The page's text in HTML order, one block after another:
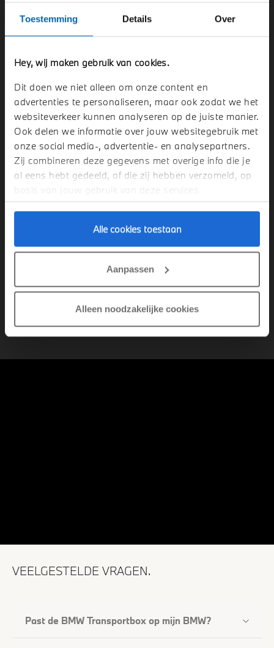
Toestemming Details Over
Hey, wij maken gebruik van cookies.
Dit doen we niet alleen om onze content en
advertenties te personaliseren, maar ook zodat we het
websiteverkeer kunnen analyseren op de juiste manier.
Ook delen we informatie over jouw websitegebruik met
onze social media-, advertentie- en analysepartners.
Zij combineren deze gegevens met overige info die je
al eens hebt gedeeld, of die zij hebben verzameld, op
basis van jouw gebruik van deze services.
Alle cookies toestaan
Aanpassen
Alleen noodzakelijke cookies
conforme trekhaak
VEELGESTELDE VRAGEN.
Past de BMW Transportbox op mijn BMW?